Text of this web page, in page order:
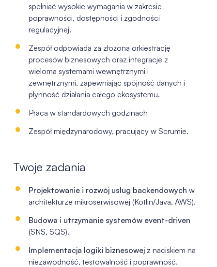
spełniać wysokie wymagania w zakresie
poprawności, dostępności i zgodności
regulacyjnej.
Zespół odpowiada za złożoną orkiestrację
procesów biznesowych oraz integracje z
wieloma systemami wewnętrznymi i
zewnętrznymi, zapewniając spójność danych i
płynność działania całego ekosystemu.
Praca w standardowych godzinach
Zespół międzynarodowy, pracujący w Scrumie​.
Twoje zadania
Projektowanie i rozwój usług backendowych w
architekturze mikroserwisowej (Kotlin/Java, AWS).
Budowa i utrzymanie systemów event-driven
(SNS, SQS).
Implementacja logiki biznesowejz naciskiem na
niezawodność, testowalność i poprawność.